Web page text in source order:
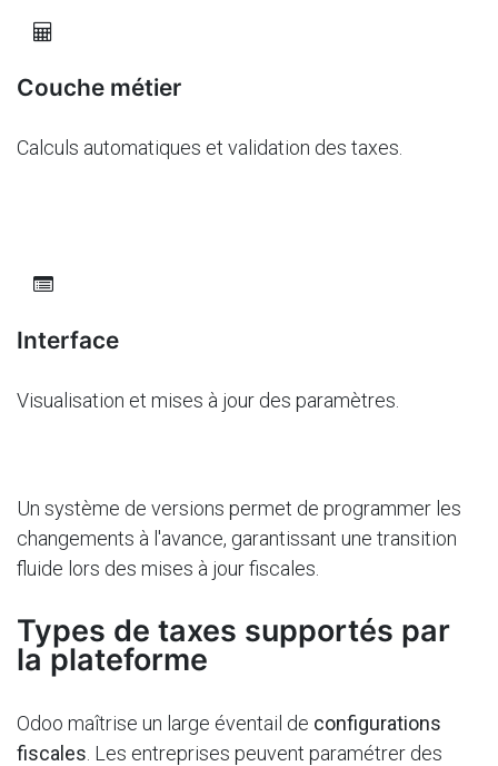
Couche métier
Calculs automatiques et validation des taxes.
Interface
Visualisation et mises à jour des paramètres.
Un système de versions permet de programmer les
changements à l'avance, garantissant une transition
fluide lors des mises à jour fiscales.
Types de taxes supportés par
la plateforme
Odoo maîtrise un large éventail de configurations
fiscales. Les entreprises peuvent paramétrer des